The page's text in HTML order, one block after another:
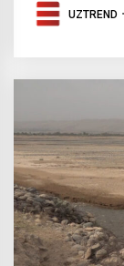
UZTREND